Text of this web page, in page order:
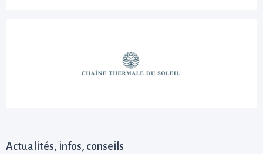
Actualités, infos, conseils